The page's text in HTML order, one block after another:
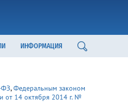
ИНФОРМАЦИЯ
ФЗ,Федеральным законом
от 14 октября 2014 г. №